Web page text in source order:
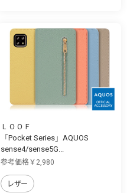
ＬＯＯＦ
「Pocket Series」AQUOS
sense4/sense5G...
参考価格￥2,980
レザー